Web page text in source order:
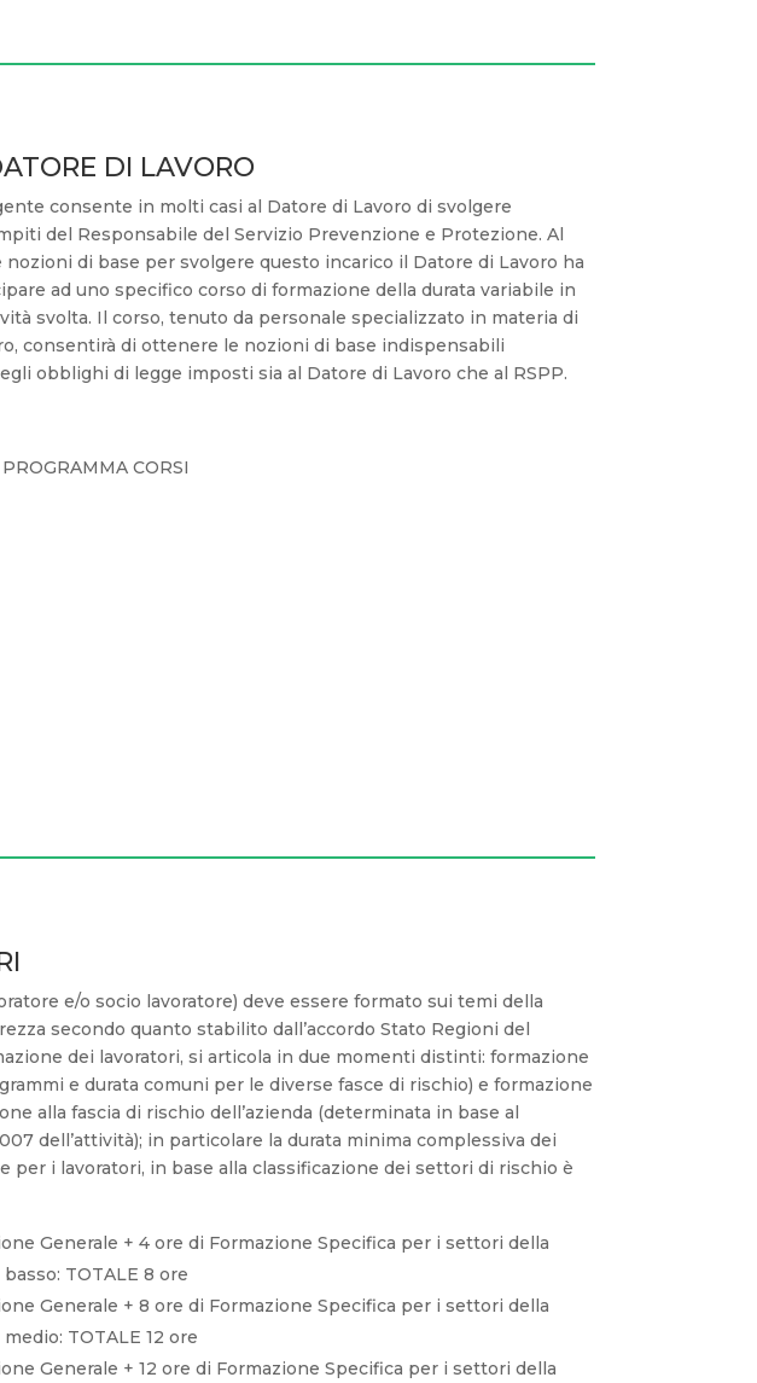
DI LAVORO
consente in molti casi al Datore di Lavoro di svolgere
del Responsabile del Servizio Prevenzione e Protezione. Al
nozioni di base per svolgere questo incarico il Datore di Lavoro ha
ad uno specifico corso di formazione della durata variabile in
svolta. Il corso, tenuto da personale specializzato in materia di
consentirà di ottenere le nozioni di base indispensabili
obblighi di legge imposti sia al Datore di Lavoro che al RSPP.
CORSI
e/o socio lavoratore) deve essere formato sui temi della
secondo quanto stabilito dall’accordo Stato Regioni del
dei lavoratori, si articola in due momenti distinti: formazione
e durata comuni per le diverse fasce di rischio) e formazione
alla fascia di rischio dell’azienda (determinata in base al
dell’attività); in particolare la durata minima complessiva dei
per i lavoratori, in base alla classificazione dei settori di rischio è
Generale + 4 ore di Formazione Specifica per i settori della
TOTALE 8 ore
Generale + 8 ore di Formazione Specifica per i settori della
TOTALE 12 ore
Generale + 12 ore di Formazione Specifica per i settori della